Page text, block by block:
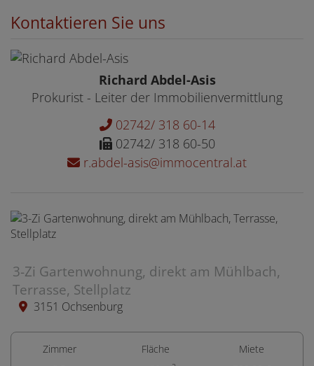
Kontaktieren Sie uns
Richard Abdel-Asis
Prokurist - Leiter der Immobilienvermittlung
02742/ 318 60-14
02742/ 318 60-50
r.abdel-asis@immocentral.at
3-Zi Gartenwohnung, direkt am Mühlbach,
Terrasse, Stellplatz
3151 Ochsenburg
Zimmer
Fläche
Miete